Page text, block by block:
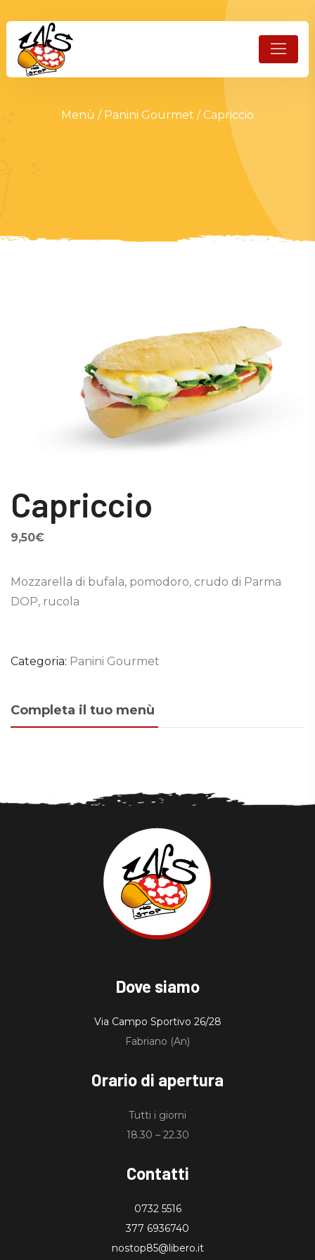
Menù / Panini Gourmet / Capriccio
Capriccio
9,50€
Mozzarella di bufala, pomodoro, crudo di Parma
DOP, rucola
Categoria: Panini Gourmet
Completa il tuo menù
Dove siamo
Via Campo Sportivo 26/28
Fabriano (An)
Orario di apertura
Tutti i giorni
18.30 – 22.30
Contatti
0732 5516
377 6936740
nostop85@libero.it